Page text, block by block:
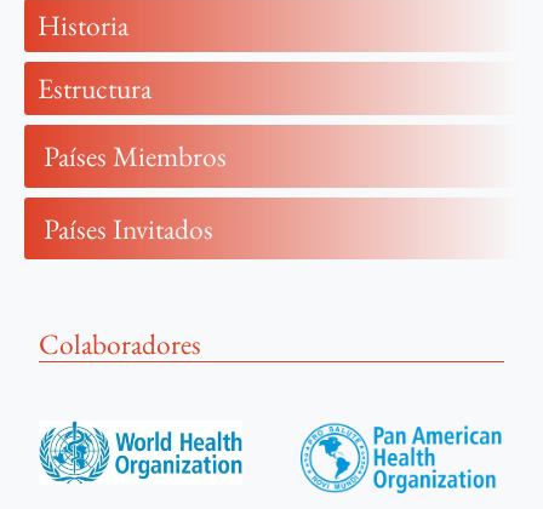
Historia
Estructura
Países Miembros
Países Invitados
Colaboradores